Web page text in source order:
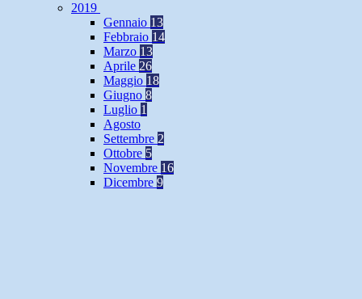
2019
Gennaio 13
Febbraio 14
Marzo 13
Aprile 26
Maggio 18
Giugno 8
Luglio 1
Agosto
Settembre 2
Ottobre 5
Novembre 16
Dicembre 9